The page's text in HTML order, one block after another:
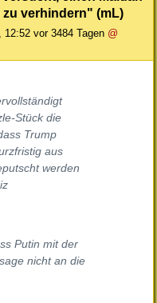
verhindern" (mL)
12:52 vor 3484 Tagen @
Stück die
Trump
aus
werden
Putin mit der
nicht an die